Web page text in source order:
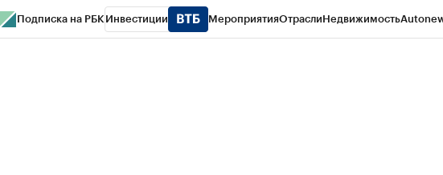
Подписка на РБК Инвестиции МероприятияОтраслиНедвижимость